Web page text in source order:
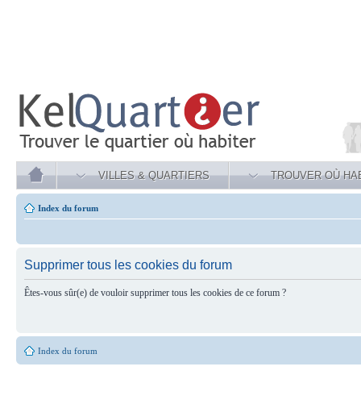
VILLES & QUARTIERS TROUVER OÙ
Index du forum
Supprimer tous les cookies du forum
Êtes-vous sûr(e) de vouloir supprimer tous les cookies de ce forum ?
Index du forum